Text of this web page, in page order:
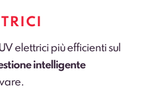
elettrici più efficienti sul
intelligente